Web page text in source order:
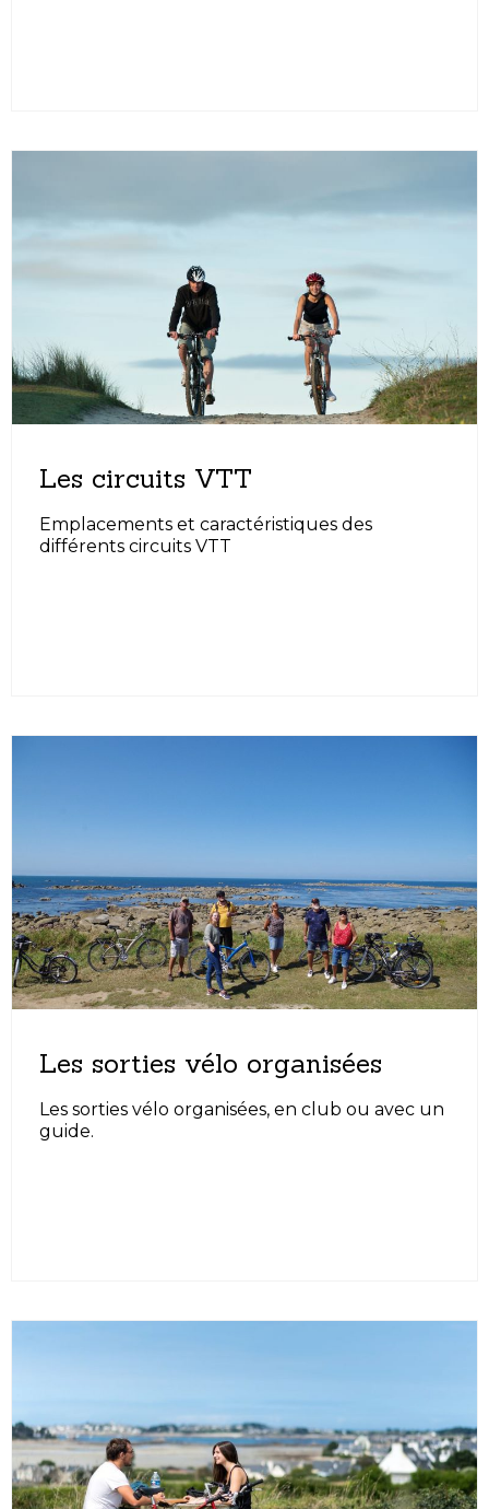
Les circuits VTT
Emplacements et caractéristiques des
différents circuits VTT
Les sorties vélo organisées
Les sorties vélo organisées, en club ou avec un
guide.